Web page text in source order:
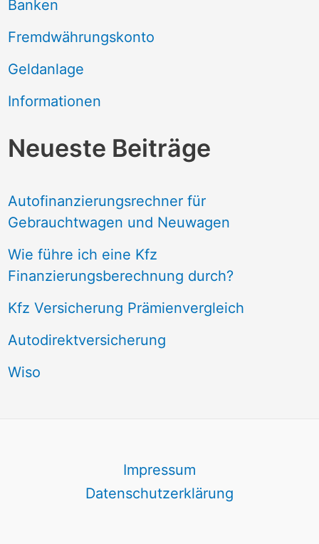
Banken
Fremdwährungskonto
Geldanlage
Informationen
Neueste Beiträge
Autofinanzierungsrechner für
Gebrauchtwagen und Neuwagen
Wie führe ich eine Kfz
Finanzierungsberechnung durch?
Kfz Versicherung Prämienvergleich
Autodirektversicherung
Wiso
Impressum
Datenschutzerklärung